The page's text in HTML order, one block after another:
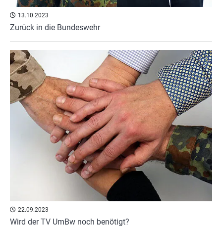
13.10.2023
Zurück in die Bundeswehr
22.09.2023
Wird der TV UmBw noch benötigt?